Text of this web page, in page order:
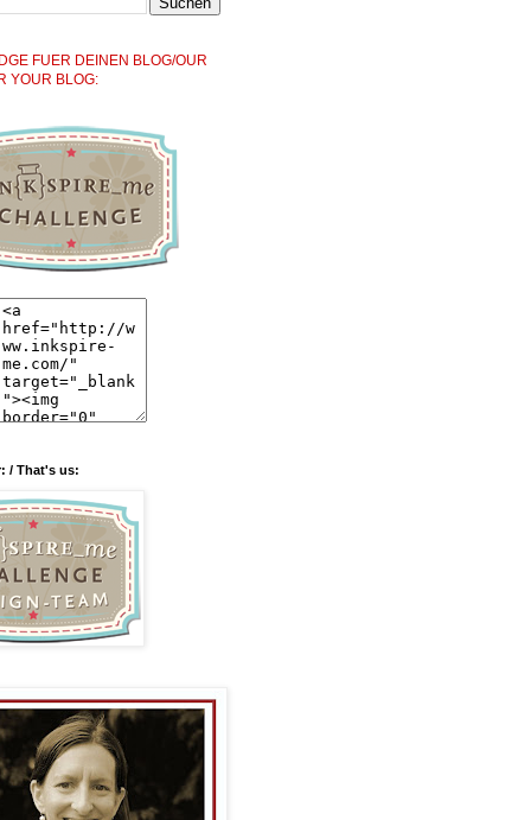
FUER DEINEN BLOG/OUR
YOUR BLOG:
/ That's us: